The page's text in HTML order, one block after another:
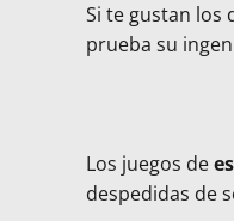
Si te gustan los
prueba su
Los juegos de
despedidas de